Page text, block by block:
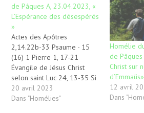
de Pâques A, 23.04.2023, «
L’Espérance des désespérés
»
Actes des Apôtres
2,14.22b-33 Psaume - 15
(16) 1 Pierre 1, 17-21
Évangile de Jésus Christ
selon saint Luc 24, 13-35 Si
les disciples d’Emmaüs sont
devenus célèbres, c’est bien
20 avril 2023
Dans "Homélies"
Homélie
de
Christ sur
d’Emmaüs»
12 avril
Dans